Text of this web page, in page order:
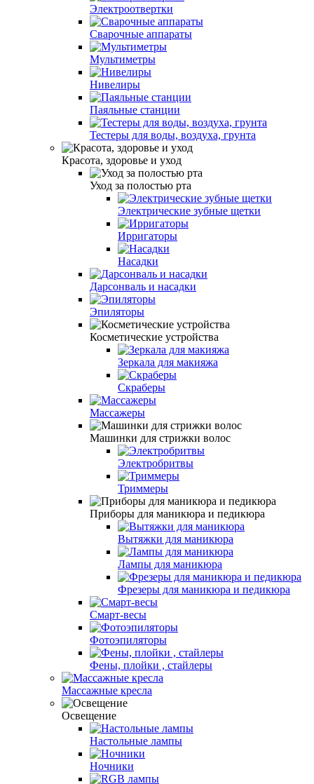
Электроотвертки
Сварочные аппараты
Мультиметры
Нивелиры
Паяльные станции
Тестеры для воды, воздуха, грунта
Красота, здоровье и уход
Уход за полостью рта
Электрические зубные щетки
Ирригаторы
Насадки
Дарсонваль и насадки
Эпиляторы
Косметические устройства
Зеркала для макияжа
Скраберы
Массажеры
Машинки для стрижки волос
Электробритвы
Триммеры
Приборы для маникюра и педикюра
Вытяжки для маникюра
Лампы для маникюра
Фрезеры для маникюра и педикюра
Смарт-весы
Фотоэпиляторы
Фены, плойки , стайлеры
Массажные кресла
Освещение
Настольные лампы
Ночники